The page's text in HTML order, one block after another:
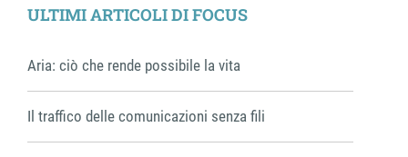
ULTIMI ARTICOLI DI FOCUS
Aria: ciò che rende possibile la vita
Il traffico delle comunicazioni senza fili